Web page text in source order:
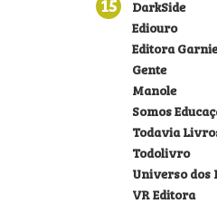
DarkSide
Ediouro
Editora
Gente
Manole
Somos
Todavia
Todolivro
Universo dos
VR Editora